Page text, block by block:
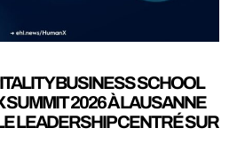
BUSINESS SCHOOL
SUMMIT 2026 À LAUSANNE
LEADERSHIP CENTRÉ SUR